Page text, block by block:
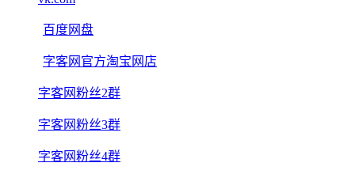
百度网盘
字客网官方淘宝网店
字客网粉丝2群
字客网粉丝3群
字客网粉丝4群